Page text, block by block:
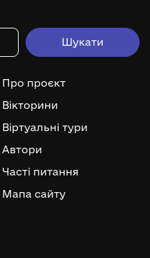
Про проєкт
Вікторини
Віртуальні тури
Автори
Часті питання
Мапа сайту